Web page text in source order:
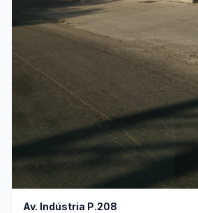
Av. Indústria P.208